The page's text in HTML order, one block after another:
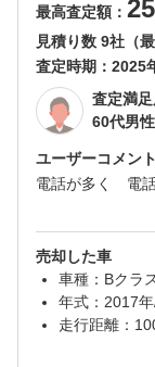
最高査定額：
見積り数 9社（
査定時期： 2025
査定満
60代男
ユーザーコメント
電話が多く 電
売却した車
車種：Bクラ
年式：2017
走行距離：